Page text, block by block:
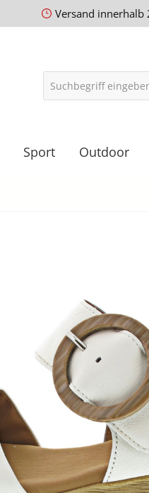
Versand innerhalb
Sport Outdoor